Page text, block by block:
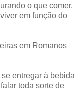
o que comer,
em função do
em Romanos
entregar à bebida
toda sorte de